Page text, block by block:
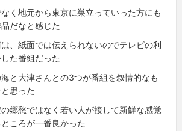
く地元から東京に巣立っていった方にも
だなと感じた
、紙面では伝えられないのでテレビの利
た番組だった
と大津さんとの3つが番組を叙情的なも
思った
郷愁ではなく若い人が接して新鮮な感覚
ころが一番良かった